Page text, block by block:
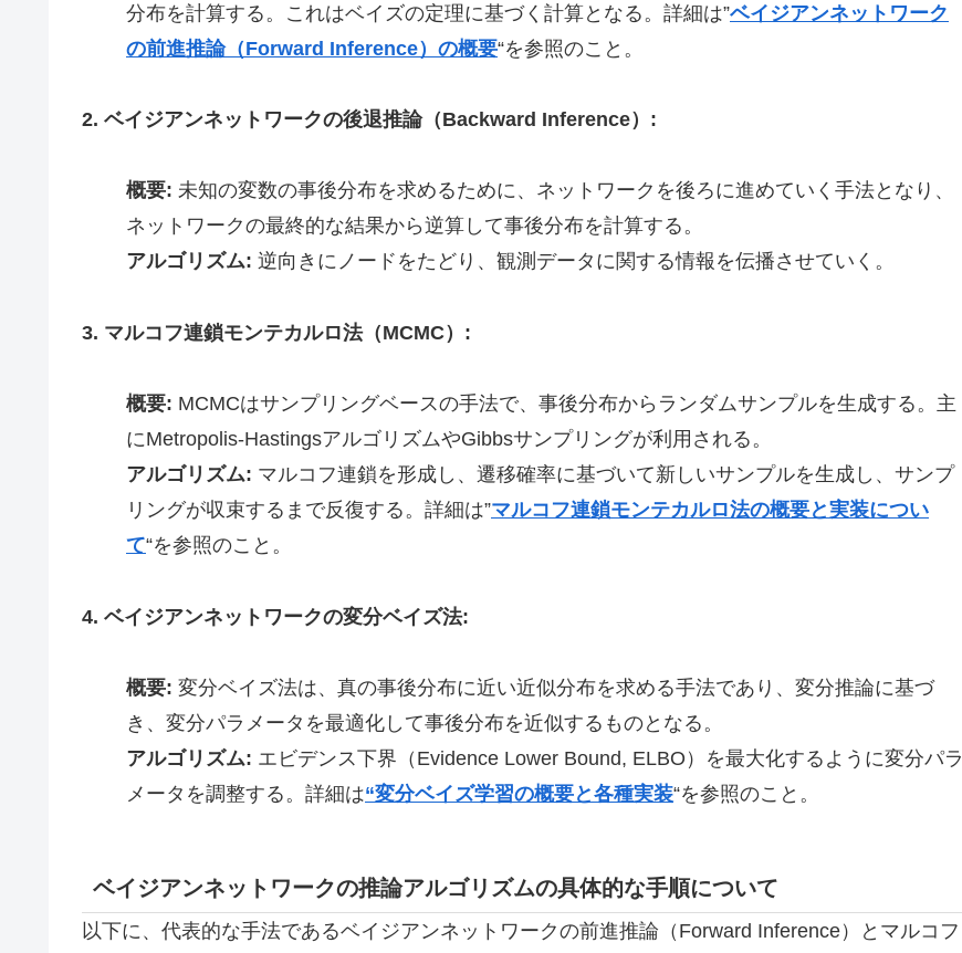
分布を計算する。これはベイズの定理に基づく計算となる。詳細は”ベイジアンネットワーク
の前進推論（Forward Inference）の概要“を参照のこと。
2. ベイジアンネットワークの後退推論（Backward Inference）:
概要: 未知の変数の事後分布を求めるために、ネットワークを後ろに進めていく手法となり、
ネットワークの最終的な結果から逆算して事後分布を計算する。
アルゴリズム: 逆向きにノードをたどり、観測データに関する情報を伝播させていく。
3. マルコフ連鎖モンテカルロ法（MCMC）:
概要: MCMCはサンプリングベースの手法で、事後分布からランダムサンプルを生成する。主
にMetropolis-HastingsアルゴリズムやGibbsサンプリングが利用される。
アルゴリズム: マルコフ連鎖を形成し、遷移確率に基づいて新しいサンプルを生成し、サンプ
リングが収束するまで反復する。詳細は”マルコフ連鎖モンテカルロ法の概要と実装につい
て“を参照のこと。
4. ベイジアンネットワークの変分ベイズ法:
概要: 変分ベイズ法は、真の事後分布に近い近似分布を求める手法であり、変分推論に基づ
き、変分パラメータを最適化して事後分布を近似するものとなる。
アルゴリズム: エビデンス下界（Evidence Lower Bound, ELBO）を最大化するように変分パラ
メータを調整する。詳細は“変分ベイズ学習の概要と各種実装“を参照のこと。
ベイジアンネットワークの推論アルゴリズムの具体的な手順について
以下に、代表的な手法であるベイジアンネットワークの前進推論（Forward Inference）とマルコフ